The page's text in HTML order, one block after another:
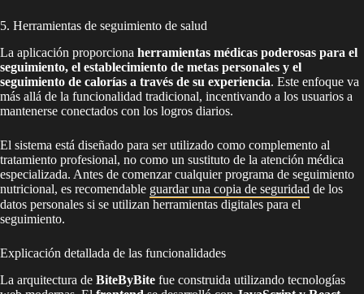
5. Herramientas de seguimiento de salud
La aplicación proporciona herramientas médicas poderosas para el
seguimiento, el establecimiento de metas personales y el
seguimiento de calorías a través de su experiencia. Este enfoque va
más allá de la funcionalidad tradicional, incentivando a los usuarios a
mantenerse conectados con los logros diarios.
El sistema está diseñado para ser utilizado como complemento al
tratamiento profesional, no como un sustituto de la atención médica
especializada. Antes de comenzar cualquier programa de seguimiento
nutricional, es recomendable guardar una copia de seguridad de los
datos personales si se utilizan herramientas digitales para el
seguimiento.
Explicación detallada de las funcionalidades
La arquitectura de BiteByBite fue construida utilizando tecnologías